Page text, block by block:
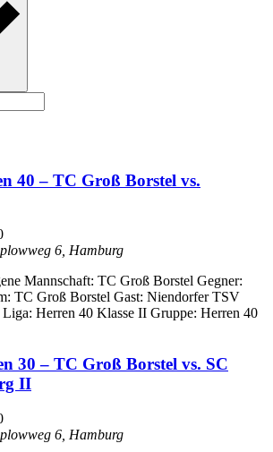
40 – TC Groß Borstel vs.
6, Hamburg
Mannschaft: TC Groß Borstel Gegner:
TC Groß Borstel Gast: Niendorfer TSV
Herren 40 Klasse II Gruppe: Herren 40
30 – TC Groß Borstel vs. SC
II
6, Hamburg